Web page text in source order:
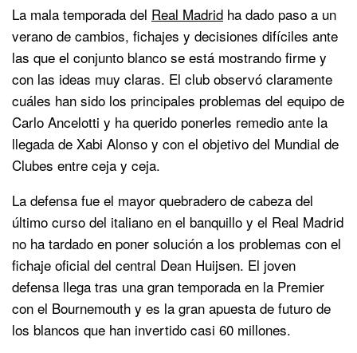
La mala temporada del Real Madrid ha dado paso a un
verano de cambios, fichajes y decisiones difíciles ante
las que el conjunto blanco se está mostrando firme y
con las ideas muy claras. El club observó claramente
cuáles han sido los principales problemas del equipo de
Carlo Ancelotti y ha querido ponerles remedio ante la
llegada de Xabi Alonso y con el objetivo del Mundial de
Clubes entre ceja y ceja.
La defensa fue el mayor quebradero de cabeza del
último curso del italiano en el banquillo y el Real Madrid
no ha tardado en poner solución a los problemas con el
fichaje oficial del central Dean Huijsen. El joven
defensa llega tras una gran temporada en la Premier
con el Bournemouth y es la gran apuesta de futuro de
los blancos que han invertido casi 60 millones.